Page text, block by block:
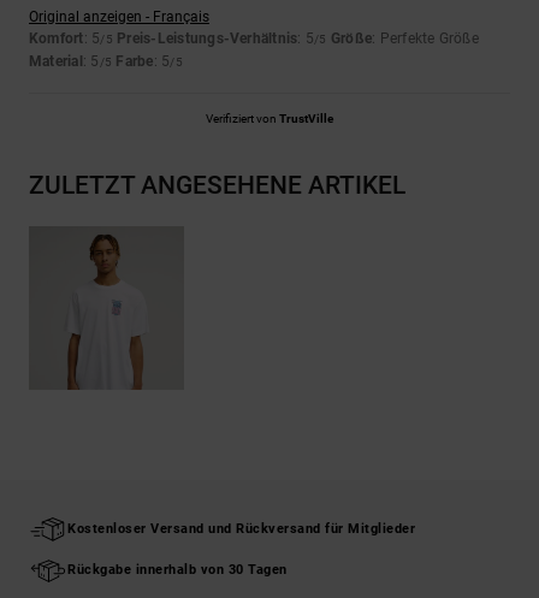
Original anzeigen - Français
Komfort: 5/5 Preis-Leistungs-Verhältnis: 5/5 Größe: Perfekte Größe
Material : 5 /5 Farbe: 5/5
Verifiziert von TrustVille
ZULETZT ANGESEHENE ARTIKEL
Kostenloser Versand und Rückversand für Mitglieder
Rückgabe innerhalb von 30 Tagen